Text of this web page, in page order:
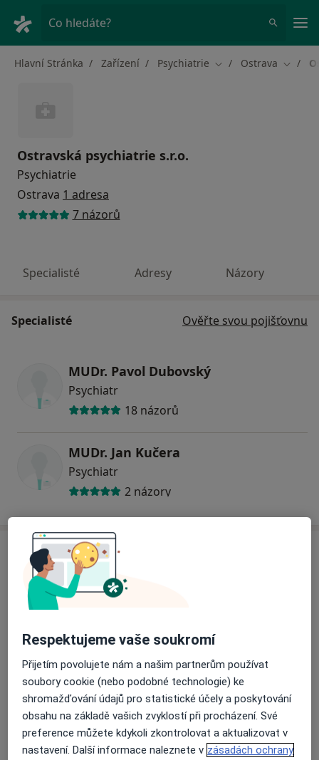
Co hledáte?
Hlavní Stránka Zařízení Psychiatrie Změna města
Ostrava Změna
Ostravská psychiatrie s.r.o.
Psychiatrie
Ostrava 1 adresa
7 názorů
Specialisté Adresy Názory
Specialisté Ověřte svou pojišťovnu
MUDr. Pavol Dubovský
Psychiatr
18 názorů
MUDr. Jan Kučera
Psychiatr
2 názory
Adresa
Ostravská psychiatrie s.r.o.
Daliborova 25/426, Ostrava 70900
Pojištění
Revírní bratrská pokladna, zdravotní pojišťovna
Vojenská zdravotní pojišťovna ČR
Zdravotní pojišťovna ministerstva vnitra ČR
Respektujeme vaše soukromí
Přijetím povolujete nám a našim partnerům používat
soubory cookie (nebo podobné technologie) ke
shromažďování údajů pro statistické účely a poskytování
obsahu na základě vašich zvyklostí při procházení. Své
preference můžete kdykoli zkontrolovat a aktualizovat v
nastavení. Další informace naleznete v zásadách ochrany